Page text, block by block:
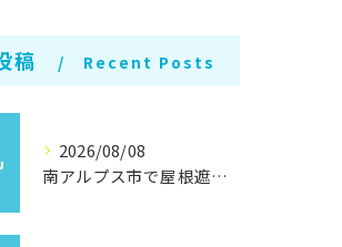
稿 Recent Posts
2026/08/08
南アルプス市で屋根遮熱塗装の効果徹底解説